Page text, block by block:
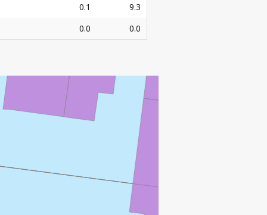
0.1
9.3
0.0 0.0